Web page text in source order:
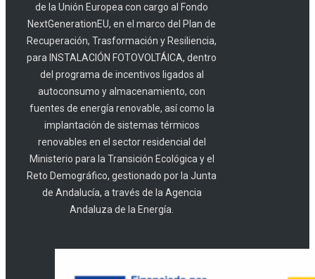
de la Unión Europea con cargo al Fondo
NextGenerationEU, en el marco del Plan de
Recuperación, Trasformación y Resiliencia,
para INSTALACIÓN FOTOVOLTÁICA, dentro
del programa de incentivos ligados al
autoconsumo y almacenamiento, con
fuentes de energía renovable, así como la
implantación de sistemas térmicos
renovables en el sector residencial del
Ministerio para la Transición Ecológica y el
Reto Demográfico, gestionado por la Junta
de Andalucía, a través de la Agencia
Andaluza de la Energía.